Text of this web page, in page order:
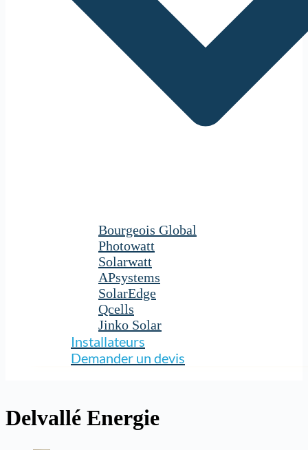
Bourgeois Global
Photowatt
Solarwatt
APsystems
SolarEdge
Qcells
Jinko Solar
Installateurs
Demander un devis
Delvallé Energie